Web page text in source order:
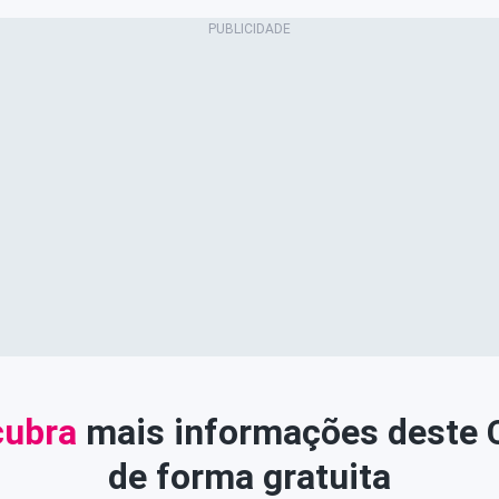
mais informações deste
de forma gratuita